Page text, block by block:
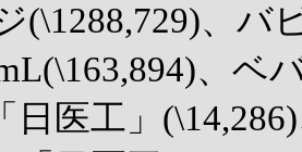
(\1288,729)、バ
、ベ
日医工」